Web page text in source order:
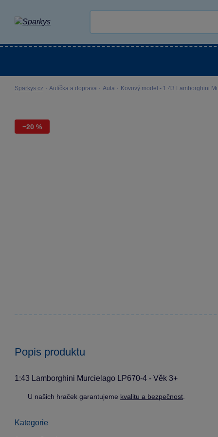
Sparkys.cz · Autíčka a doprava · Auta · Kovový model - 1:43 Lamborghini
−20 %
Popis produktu
1:43 Lamborghini Murcielago LP670-4 - Věk 3+
U našich hraček garantujeme kvalitu a bezpečnost
Kategorie